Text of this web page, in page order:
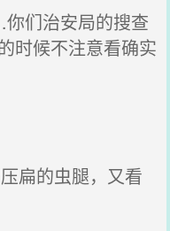
治安局的搜查
时候不注意看确实
扁的虫腿，又看